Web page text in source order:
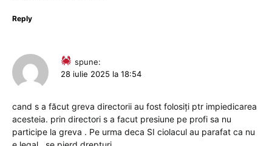
Reply
spune:
28 iulie 2025 la 18:54
cand s a făcut greva directorii au fost folosiți ptr impiedicarea
acesteia. prin directori s a facut presiune pe profi sa nu
participe la greva . Pe urma deca SI ciolacul au parafat ca nu